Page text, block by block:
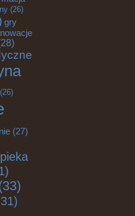
(26)
gry
(27)